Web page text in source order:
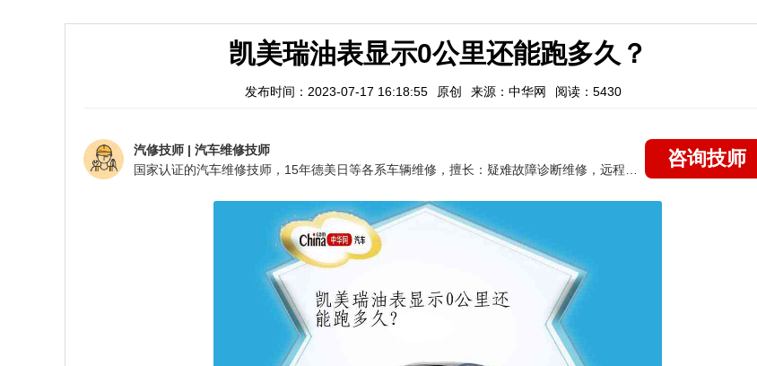
凯美瑞油表显示0公里还能跑多久？
发布时间：2023-07-17 16:18:55 原创 来源：中华网 阅读：5430
汽修技师 | 汽车维修技师
咨询技师